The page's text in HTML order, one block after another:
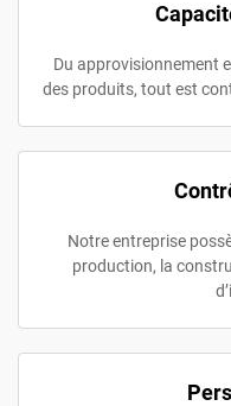
Du approvisionnement
des produits, tout est
Notre entreprise
production, la